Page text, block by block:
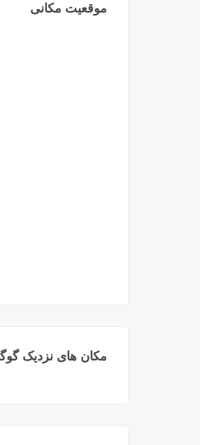
موقعیت مکانی
مکان های نزدیک